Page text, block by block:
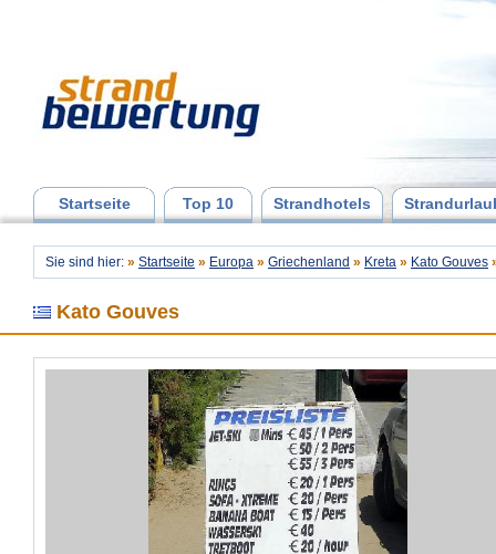
Startseite Top 10 Strandhotels
Sie sind hier: » Startseite » Europa » Griechenland » Kreta » Kato Gouves
Kato Gouves